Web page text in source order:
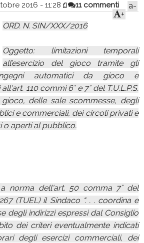
2016 - 11:28 11 commenti
a-
+
ORD. N. SIN/XXX/2016
Oggetto: limitazioni temporali
all’esercizio del gioco tramite gli
automatici da gioco e
110 commi 6° e 7° del T.U.L.P.S.
gioco, delle sale scommesse, degli
e commerciali, dei circoli privati e
o aperti al pubblico.
a norma dell'art. 50 comma 7° del
(TUEL) il Sindaco “. . . coordina e
degli indirizzi espressi dal Consiglio
dei criteri eventualmente indicati
degli esercizi commerciali, dei